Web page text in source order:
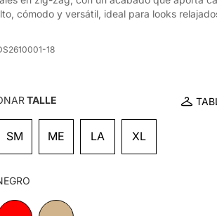
cómodo y versátil, ideal para looks
18
TALLE
SM ME LA XL